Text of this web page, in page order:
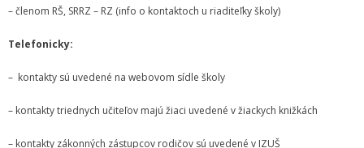
– členom RŠ, SRRZ – RZ (info o kontaktoch u riaditeľky školy)
Telefonicky:
– kontakty sú uvedené na webovom sídle školy
– kontakty triednych učiteľov majú žiaci uvedené v žiackych knižkách
– kontakty zákonných zástupcov rodičov sú uvedené v IZUŠ